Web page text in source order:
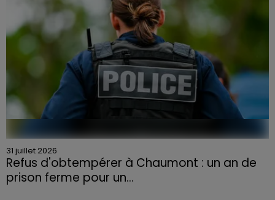
31 juillet 2026
Refus d'obtempérer à Chaumont : un an de
prison ferme pour un...